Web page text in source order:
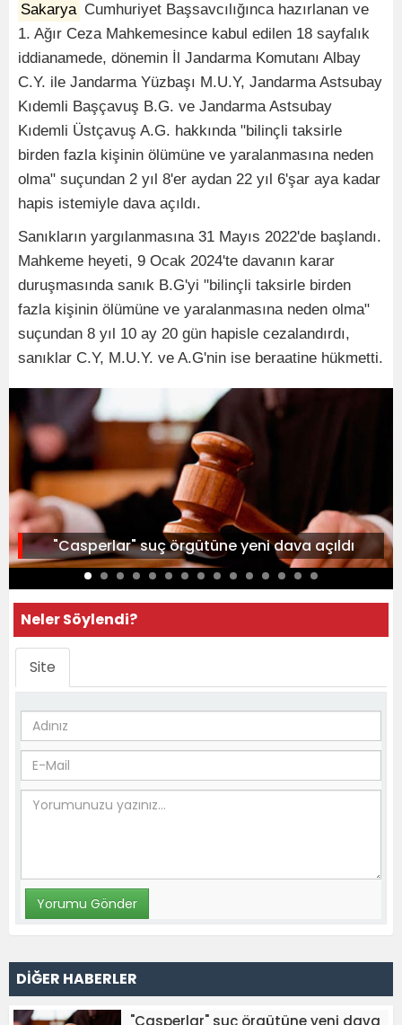
Sakarya Cumhuriyet Başsavcılığınca hazırlanan ve
1. Ağır Ceza Mahkemesince kabul edilen 18 sayfalık
iddianamede, dönemin İl Jandarma Komutanı Albay
C.Y. ile Jandarma Yüzbaşı M.U.Y, Jandarma Astsubay
Kıdemli Başçavuş B.G. ve Jandarma Astsubay
Kıdemli Üstçavuş A.G. hakkında "bilinçli taksirle
birden fazla kişinin ölümüne ve yaralanmasına neden
olma" suçundan 2 yıl 8'er aydan 22 yıl 6'şar aya kadar
hapis istemiyle dava açıldı.
Sanıkların yargılanmasına 31 Mayıs 2022'de başlandı.
Mahkeme heyeti, 9 Ocak 2024'te davanın karar
duruşmasında sanık B.G'yi "bilinçli taksirle birden
fazla kişinin ölümüne ve yaralanmasına neden olma"
suçundan 8 yıl 10 ay 20 gün hapisle cezalandırdı,
sanıklar C.Y, M.U.Y. ve A.G'nin ise beraatine hükmetti.
"Casperlar" suç örgütüne yeni dava açıldı
Neler Söylendi?
Site
DİĞER HABERLER